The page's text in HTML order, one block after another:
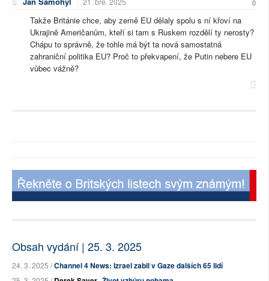
0
Takže Británie chce, aby země EU dělaly spolu s ní křoví na
Ukrajině Američanům, kteří si tam s Ruskem rozdělí ty nerosty?
Chápu to správně, že tohle má být ta nová samostatná
zahraniční politika EU? Proč to překvapení, že Putin nebere EU
vůbec vážně?
Obsah vydání | 25. 3. 2025
24. 3. 2025 /Channel 4 News: Izrael zabil v Gaze dalších 65 lidí